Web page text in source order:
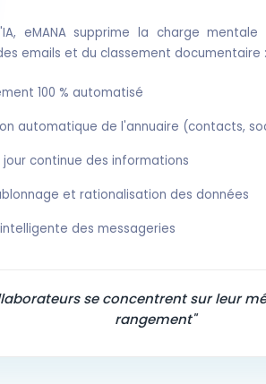
eMANA supprime la charge
emails et du classement documentaire :
100 % automatisé
automatique de l'annuaire (contacts,
jour continue des informations
et rationalisation des données
des messageries
se concentrent sur leur
rangement"